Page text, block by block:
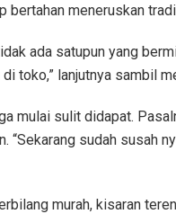
bertahan meneruskan
ada satupun yang
toko,” lanjutnya sambil
mulai sulit didapat.
“Sekarang sudah susah
murah, kisaran